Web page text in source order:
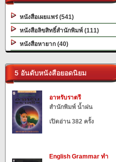
หนังสือเผยแพร่ (541)
หนังสือลิขสิทธิ์สำนักพิมพ์ (111)
หนังสือหายาก (40)
5 อันดับหนังสือยอดนิยม
อาหรับราตรี
สำนักพิมพ์ น้ำฝน
เปิดอ่าน 382 ครั้ง
English Grammar ทำ